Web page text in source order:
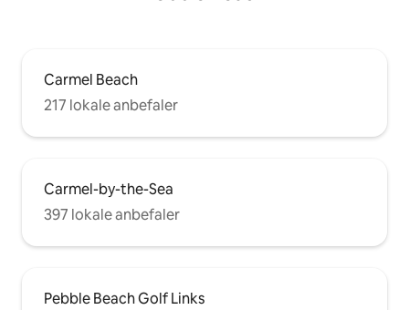
Carmel Beach
217 lokale anbefaler
Carmel-by-the-Sea
397 lokale anbefaler
Pebble Beach Golf Links